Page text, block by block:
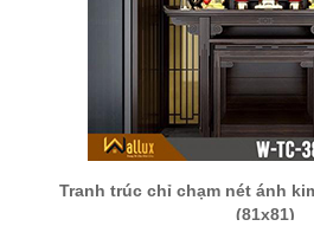
Tranh trúc chỉ chạm nét ánh
(81x81)